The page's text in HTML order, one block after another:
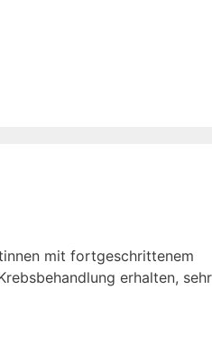
mit fortgeschrittenem
erhalten, sehr